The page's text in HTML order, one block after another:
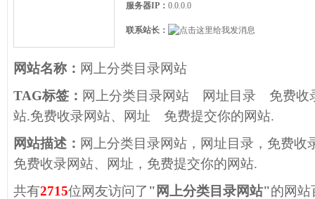
服务器IP： 0.0.0.0
联系站长：
网站名称： 网上分类目录网站
TAG标签： 网上分类目录网站 网址目录
免费收
站.免费收录网站、网址
免费提交你的网站.
网站描述： 网上分类目录网站，网址目录，免费收
免费收录网站、网址，免费提交你的网站.
共有2715位网友访问了 "网上分类目录网站"的网站